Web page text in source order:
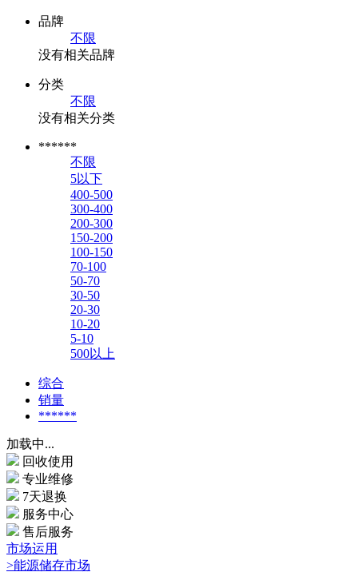
品牌
不限
没有相关品牌
分类
不限
没有相关分类
******
不限
5以下
400-500
300-400
200-300
150-200
100-150
70-100
50-70
30-50
20-30
10-20
5-10
500以上
综合
销量
******
加载中...
回收使用
专业维修
7天退换
服务中心
售后服务
市场运用
>能源储存市场